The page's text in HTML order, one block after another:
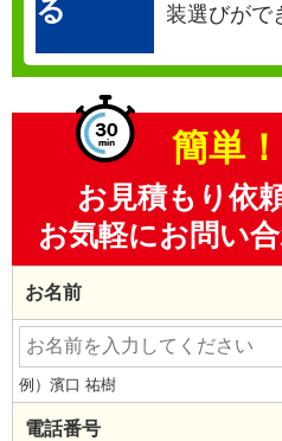
る
装選びがで
簡単
お見積もり依
お気軽にお問い
お名前
例）濱口 祐樹
電話番号